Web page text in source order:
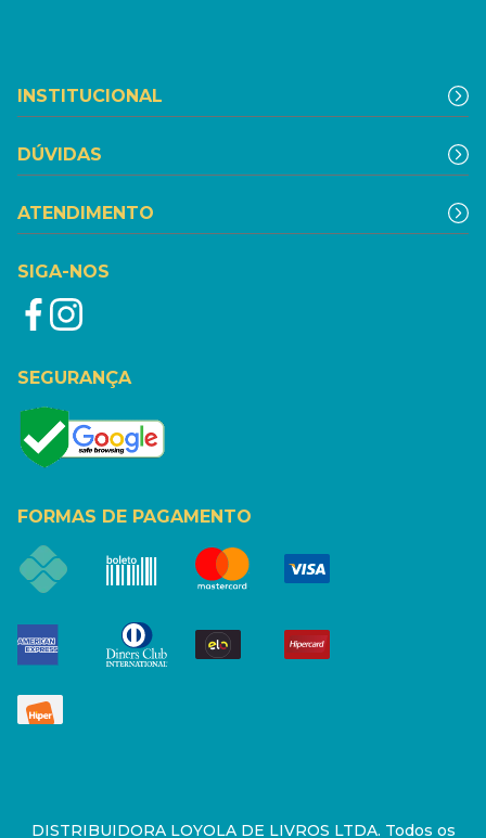
INSTITUCIONAL
DÚVIDAS
ATENDIMENTO
SIGA-NOS
SEGURANÇA
FORMAS DE PAGAMENTO
DISTRIBUIDORA LOYOLA DE LIVROS LTDA. Todos os